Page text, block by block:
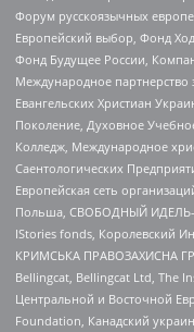
Форум русскоязычных
Европейский выбор, Фонд
Фонд Будущее России,
Международное партнерство
Евангельских Христиан
Поколение, Духовное
Колледж, Международное
Саентологических
Европейская сеть
Польша, СВОБОДНЫЙ ИДЕЛЬ-
IStories fonds, Королевский
КРИМСЬКА ПРАВОЗАХИСНА
Bellingcat, Bellingcat Ltd, The
Центральной и Восточной
Foundation, Канадский